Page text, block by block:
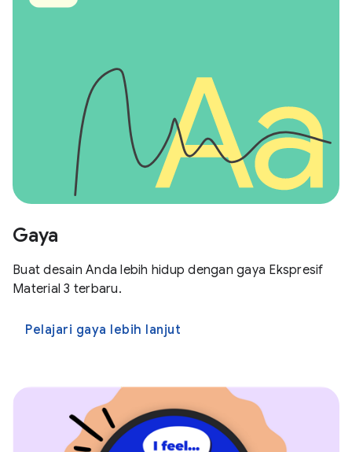
Gaya
Buat desain Anda lebih hidup dengan gaya Ekspresif
Material 3 terbaru.
Pelajari gaya lebih lanjut